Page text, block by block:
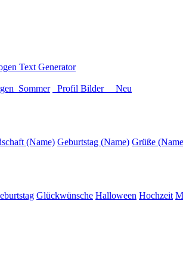
Text Generator
Sommer
Profil Bilder Neu
(Name) Geburtstag (Name) Grüße
Glückwünsche Halloween Hochzeit